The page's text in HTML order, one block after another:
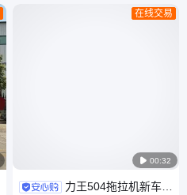
 00:32
在线交易
力王504拖拉机新车